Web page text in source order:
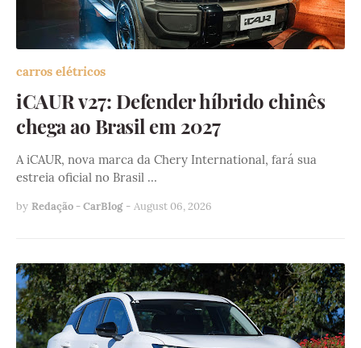
carros elétricos
iCAUR v27: Defender híbrido chinês
chega ao Brasil em 2027
A iCAUR, nova marca da Chery International, fará sua
estreia oficial no Brasil …
by Redação - CarBlog - August 06, 2026